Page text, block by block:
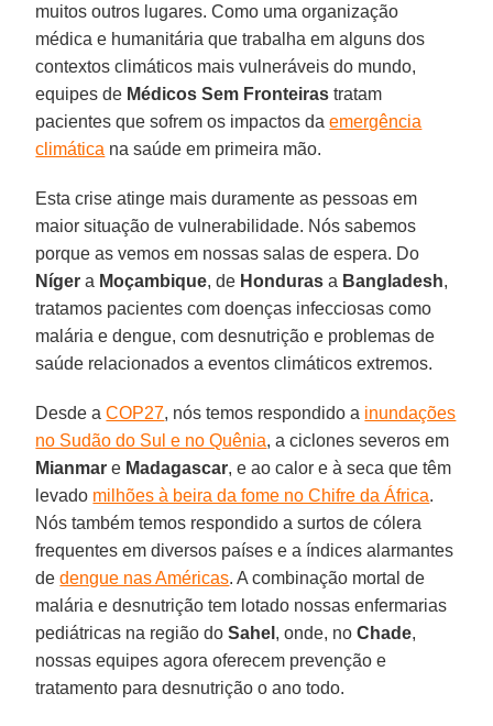
muitos outros lugares. Como uma organização
médica e humanitária que trabalha em alguns dos
contextos climáticos mais vulneráveis do mundo,
equipes de Médicos Sem Fronteiras tratam
pacientes que sofrem os impactos daemergência
climática na saúde em primeira mão.
Esta crise atinge mais duramente as pessoas em
maior situação de vulnerabilidade. Nós sabemos
porque as vemos em nossas salas de espera. Do
Níger a Moçambique, de Honduras a Bangladesh,
tratamos pacientes com doenças infecciosas como
malária e dengue, com desnutrição e problemas de
saúde relacionados a eventos climáticos extremos.
Desde aCOP27, nós temos respondido a inundações
no Sudão do Sul e no Quênia, a ciclones severos em
Mianmar e Madagascar, e ao calor e à seca que têm
levado milhões à beira da fome no Chifre da África.
Nós também temos respondido a surtos de cólera
frequentes em diversos países e a índices alarmantes
dedengue nas Américas. A combinação mortal de
malária e desnutrição tem lotado nossas enfermarias
pediátricas na região doSahel , onde, noChade,
nossas equipes agora oferecem prevenção e
tratamento para desnutrição o ano todo.